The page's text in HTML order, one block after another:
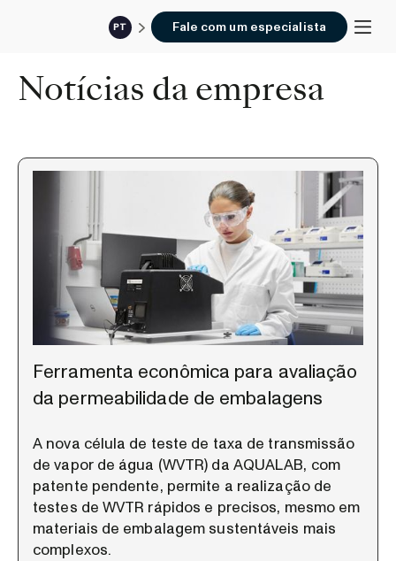
PT Fale com um especialista
Notícias da empresa
Ferramenta econômica para avaliação
da permeabilidade de embalagens
A nova célula de teste de taxa de transmissão
de vapor de água (WVTR) da AQUALAB, com
patente pendente, permite a realização de
testes de WVTR rápidos e precisos, mesmo em
materiais de embalagem sustentáveis mais
complexos.